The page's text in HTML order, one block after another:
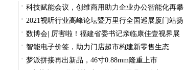
科技赋能会议，创维商用助力企业办公智能化再攀
2021视听行业高峰论坛暨万里行全国巡展厦门站扬
数博会| 厉害啦！福建省委书记亲临康佳壹视界展
智能电子价签，助力门店超市构建新零售生态
梦派拼接再出新品，46寸0.88mm隆重上市